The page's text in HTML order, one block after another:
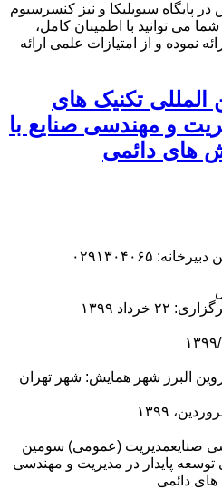
در پایگاه سیویلیکا و نیز کنسرسیوم
می توانید با اطمینان کامل،
نموده و از امتیازات علمی ارائه
تکنیک های
و مهندسی صنایع با
های دائمی
۰۲۹۱۳۰۴۰۶۵
۱۳۹۹
البرز شهر همایش: شهر تهران
صنایعمدیریت (عمومی) سومین
توسعه پایدار در مدیریت و مهندسی
دائمی